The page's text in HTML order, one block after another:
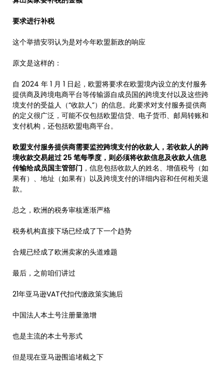
要求进行补税
这个举措安羽认为是对今年欧盟新政的响应
原文是这样的：
自 2024 年 1 月 1 日起，欧盟将要求在欧盟境内设立的支付服务
提供商及跨境电商平台等传输源自成员国的跨境支付以及这些跨
境支付的受益人（“收款人”）的信息。此要求对支付服务提供商
的定义很广泛，可能不仅包括欧盟信贷、电子货币、邮局转账和
支付机构，还包括欧盟电商平台。
欧盟支付服务提供商需要监控跨境支付的收款人，若收款人的跨
境收款交易超过 25 笔每季度，则必须将收款信息及收款人信息
传输给成员国主管部门 ，信息包括收款人的姓名、增值税号（如
果有）、地址（如果有）以及跨境支付的详细内容和任何相关退
款。
总之，欧洲的税务审核逐渐严格
税务机构直接下场已经成了下一个趋势
合规已经成了欧洲卖家的头道难题
最后，之前咱们讲过
21年亚马逊VAT代扣代缴政策实施后
中国法人本土号注册量激增
也是主流的本土号形式
但是现在亚马逊围追堵截之下